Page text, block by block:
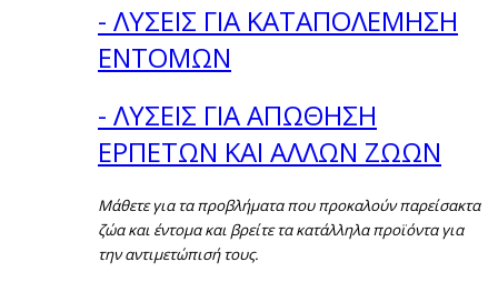
- ΛΥΣΕΙΣ ΓΙΑ ΚΑΤΑΠΟΛΕΜΗΣΗ
ΕΝΤΟΜΩΝ
- ΛΥΣΕΙΣ ΓΙΑ ΑΠΩΘΗΣΗ
ΕΡΠΕΤΩΝ ΚΑΙ ΑΛΛΩΝ ΖΩΩΝ
Μάθετε για τα προβλήματα που προκαλούν παρείσακτα
ζώα και έντομα και βρείτε τα κατάλληλα προϊόντα για
την αντιμετώπισή τους.